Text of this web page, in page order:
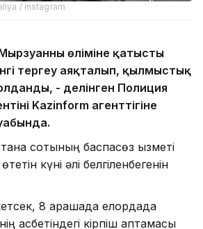
/ instagram
өліміне қатысты
тергеу аяқталып, қылмыстық
- делінген Полиция
Kazinform агенттігіне
сотының баспасөз қызметі
күні әлі белгіленбегенін
8 қарашада елордада
қасбетіндегі кірпіш қаптамасы